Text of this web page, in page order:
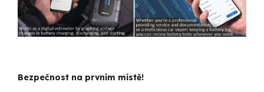
Bezpečnost na prvním místě!